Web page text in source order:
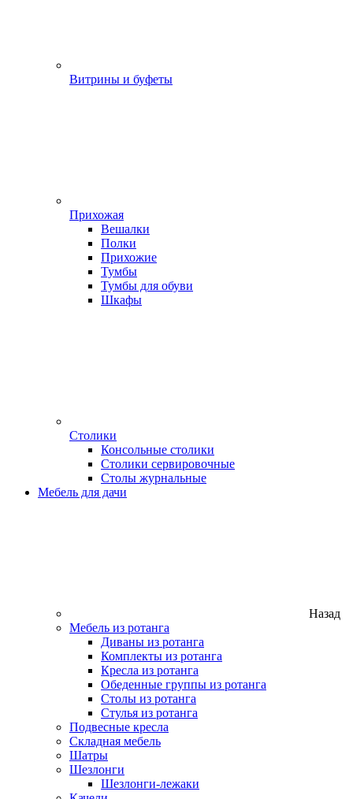
Витрины и буфеты
Прихожая
Вешалки
Полки
Прихожие
Тумбы
Тумбы для обуви
Шкафы
Столики
Консольные столики
Столики сервировочные
Столы журнальные
Мебель для дачи
Назад
Мебель из ротанга
Диваны из ротанга
Комплекты из ротанга
Кресла из ротанга
Обеденные группы из ротанга
Столы из ротанга
Стулья из ротанга
Подвесные кресла
Складная мебель
Шатры
Шезлонги
Шезлонги-лежаки